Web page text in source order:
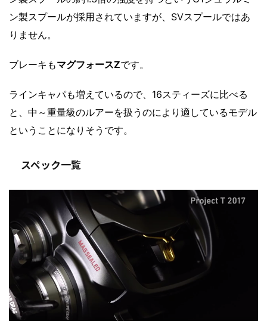
ン製スプールが採用されていますが、SVスプールではあ
りません。
ブレーキもマグフォースZです。
ラインキャパも増えているので、16スティーズに比べる
と、中～重量級のルアーを扱うのにより適しているモデル
ということになりそうです。
スペック一覧